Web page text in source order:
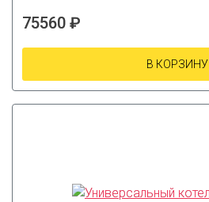
75560 ₽
В КОРЗИНУ